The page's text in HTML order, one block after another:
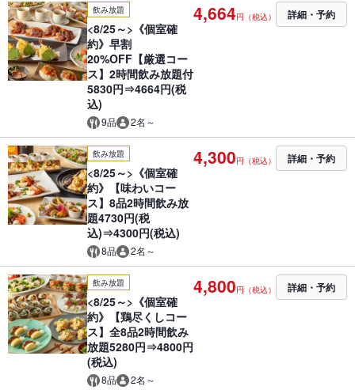
飲み放題
<8/25～>《個室確
約》早割
20%OFF【厳選コー
ス】2時間飲み放題付
5830円⇒4664円(税
込)
9品 2名～
4,664円（税込） 詳細・予約
飲み放題
<8/25～>《個室確
約》【味わいコー
ス】8品2時間飲み放
題4730円(税
込)⇒4300円(税込)
8品 2名～
4,300円（税込） 詳細・予約
飲み放題
<8/25～>《個室確
約》【鶏尽くしコー
ス】全8品2時間飲み
放題5280円⇒4800円
(税込)
8品 2名～
4,800円（税込） 詳細・予約